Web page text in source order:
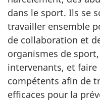
dans le sport. Ils se
travailler ensemble
de collaboration et
organismes de
intervenants, et faire
compétents afin de
efficaces pour la